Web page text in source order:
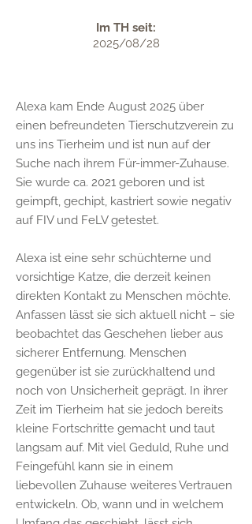
Im TH seit:
2025/08/28
Alexa kam Ende August 2025 über
einen befreundeten Tierschutzverein zu
uns ins Tierheim und ist nun auf der
Suche nach ihrem Für-immer-Zuhause.
Sie wurde ca. 2021 geboren und ist
geimpft, gechipt, kastriert sowie negativ
auf FIV und FeLV getestet.
Alexa ist eine sehr schüchterne und
vorsichtige Katze, die derzeit keinen
direkten Kontakt zu Menschen möchte.
Anfassen lässt sie sich aktuell nicht – sie
beobachtet das Geschehen lieber aus
sicherer Entfernung. Menschen
gegenüber ist sie zurückhaltend und
noch von Unsicherheit geprägt. In ihrer
Zeit im Tierheim hat sie jedoch bereits
kleine Fortschritte gemacht und taut
langsam auf. Mit viel Geduld, Ruhe und
Feingefühl kann sie in einem
liebevollen Zuhause weiteres Vertrauen
entwickeln. Ob, wann und in welchem